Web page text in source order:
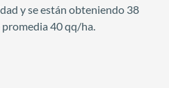
y se están obteniendo 38
40 qq/ha.